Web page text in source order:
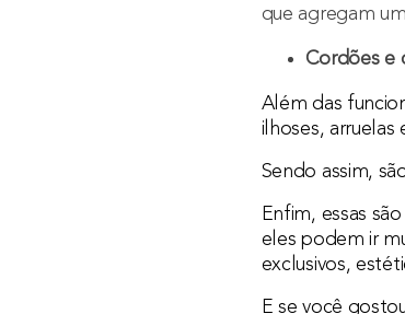
que agregam
Cordões e
Além das
ilhoses, arruelas
Sendo assim,
Enfim, essas
eles podem ir
exclusivos,
E se você